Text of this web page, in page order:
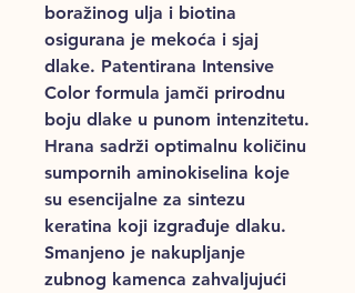
boražinog ulja i biotina
osigurana je mekoća i sjaj
dlake. Patentirana Intensive
Color formula jamči prirodnu
boju dlake u punom intenzitetu.
Hrana sadrži optimalnu količinu
sumpornih aminokiselina koje
su esencijalne za sintezu
keratina koji izgrađuje dlaku.
Smanjeno je nakupljanje
zubnog kamenca zahvaljujući